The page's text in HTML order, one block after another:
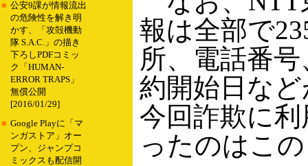
■ 公安9課が情報流出
の危険性を解き明
かす、「攻殻機動
隊 S.A.C.」の描き
下ろしPDFコミッ
ク「HUMAN-
ERROR TRAPS」
無償公開
[2016/01/29]
■ Google Playに「マ
ンガストア」オー
プン、ジャンプコ
ミックスも配信開
報は全部で
所、電話番
約開始日な
今回詐欺に
ったのはこ